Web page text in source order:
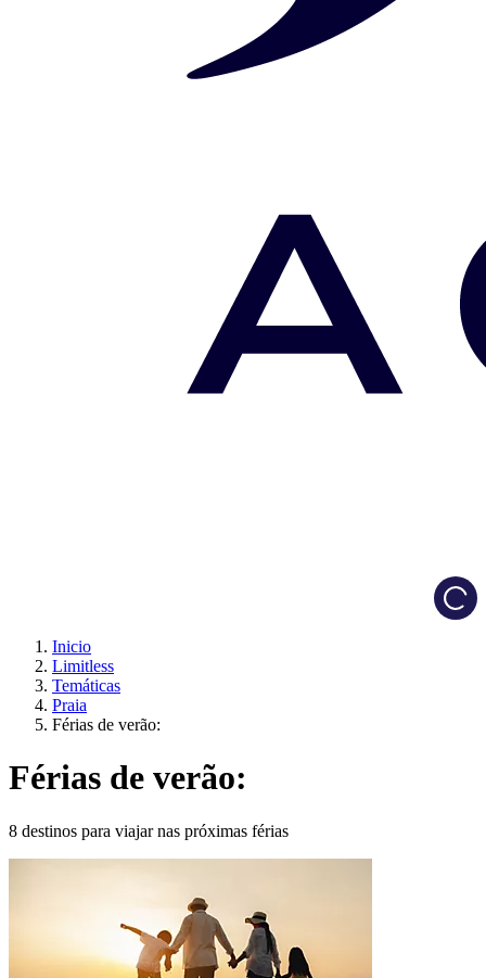
Inicio
Limitless
Temáticas
Praia
Férias de verão:
Férias de verão:
8 destinos para viajar nas próximas férias